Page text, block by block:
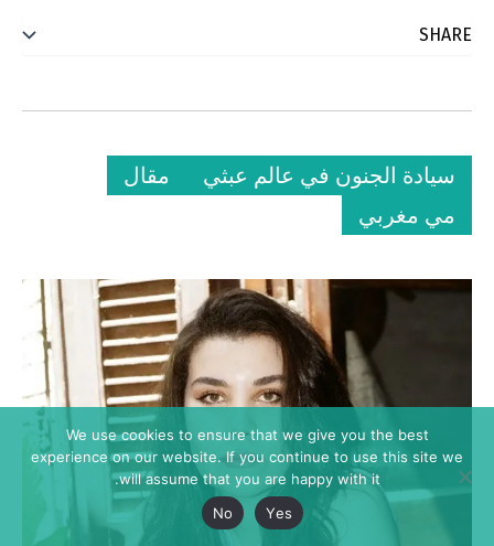
سيادة الجنون في عالم عبثي
مقال
مي مغربي
We use cookies to ensure that we give you the best
experience on our website. If you continue to use this site we
will assume that you are happy with it.
Yes
No